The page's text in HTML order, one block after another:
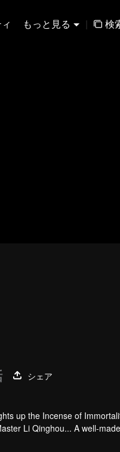
もっと見る | 検
シェア
up the Incense of
Li Qinghou... A well-